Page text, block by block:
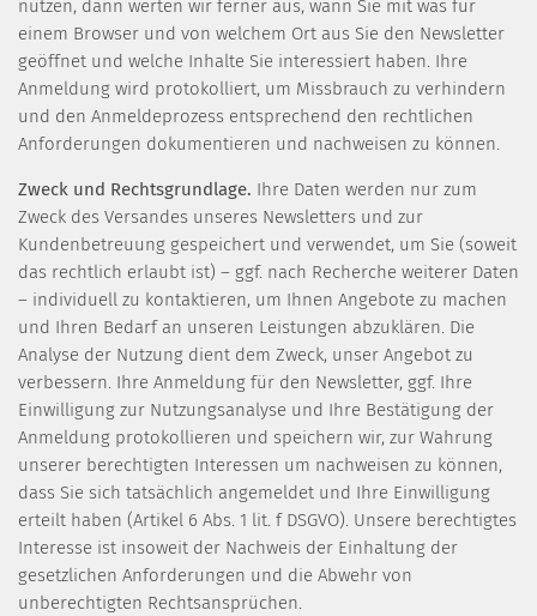
nutzen, dann werten wir ferner aus, wann Sie mit was für
einem Browser und von welchem Ort aus Sie den Newsletter
geöffnet und welche Inhalte Sie interessiert haben. Ihre
Anmeldung wird protokolliert, um Missbrauch zu verhindern
und den Anmeldeprozess entsprechend den rechtlichen
Anforderungen dokumentieren und nachweisen zu können.
Zweck und Rechtsgrundlage. Ihre Daten werden nur zum
Zweck des Versandes unseres Newsletters und zur
Kundenbetreuung gespeichert und verwendet, um Sie (soweit
das rechtlich erlaubt ist) – ggf. nach Recherche weiterer Daten
– individuell zu kontaktieren, um Ihnen Angebote zu machen
und Ihren Bedarf an unseren Leistungen abzuklären. Die
Analyse der Nutzung dient dem Zweck, unser Angebot zu
verbessern. Ihre Anmeldung für den Newsletter, ggf. Ihre
Einwilligung zur Nutzungsanalyse und Ihre Bestätigung der
Anmeldung protokollieren und speichern wir, zur Wahrung
unserer berechtigten Interessen um nachweisen zu können,
dass Sie sich tatsächlich angemeldet und Ihre Einwilligung
erteilt haben (Artikel 6 Abs. 1 lit. f DSGVO). Unsere berechtigtes
Interesse ist insoweit der Nachweis der Einhaltung der
gesetzlichen Anforderungen und die Abwehr von
unberechtigten Rechtsansprüchen.